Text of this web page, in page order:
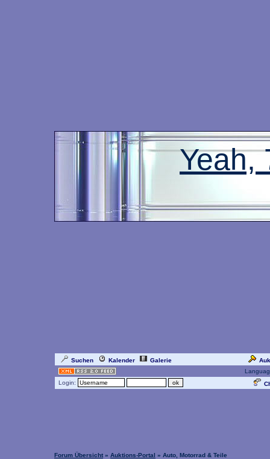
Yeah,
Suchen Kalender Galerie
Login:
Forum Übersicht » Auktions-Portal » Auto, Motorrad & Teile